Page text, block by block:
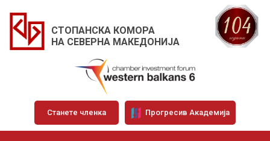
СТОПАНСКА КОМОРА
НА СЕВЕРНА МАКЕДОНИЈА
Станете членка Прогресив Академија